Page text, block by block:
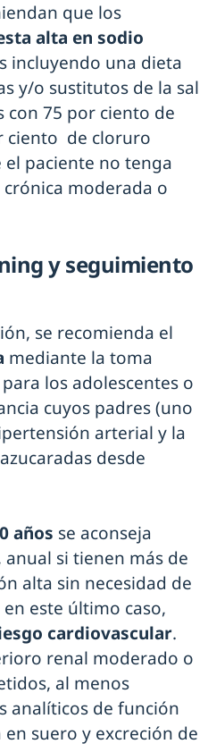
que los
alta en sodio
incluyendo una dieta
y/o sustitutos de la sal
con 75 por ciento de
ciento de cloruro
paciente no tenga
moderada o
y seguimiento
se recomienda el
mediante la toma
los adolescentes o
cuyos padres (uno
arterial y la
desde
años se aconseja
si tienen más de
alta sin necesidad de
este último caso,
cardiovascular.
renal moderado o
al menos
analíticos de función
suero y excreción de